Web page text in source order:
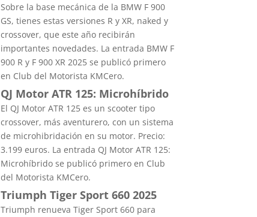
Sobre la base mecánica de la BMW F 900
GS, tienes estas versiones R y XR, naked y
crossover, que este año recibirán
importantes novedades. La entrada BMW F
900 R y F 900 XR 2025 se publicó primero
en Club del Motorista KMCero.
QJ Motor ATR 125: Microhíbrido
El QJ Motor ATR 125 es un scooter tipo
crossover, más aventurero, con un sistema
de microhibridación en su motor. Precio:
3.199 euros. La entrada QJ Motor ATR 125:
Microhíbrido se publicó primero en Club
del Motorista KMCero.
Triumph Tiger Sport 660 2025
Triumph renueva Tiger Sport 660 para